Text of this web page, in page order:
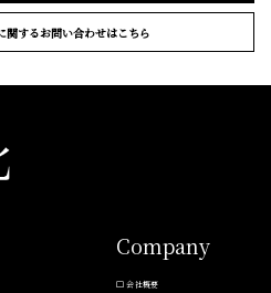
関するお問い合わせはこちら
Company
会社概要